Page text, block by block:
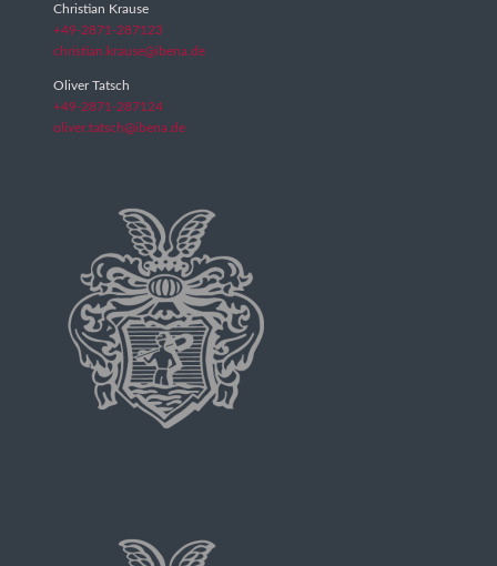
Christian Krause
+49-2871-287123
christian.krause@ibena.de
Oliver Tatsch
+49-2871-287124
oliver.tatsch@ibena.de